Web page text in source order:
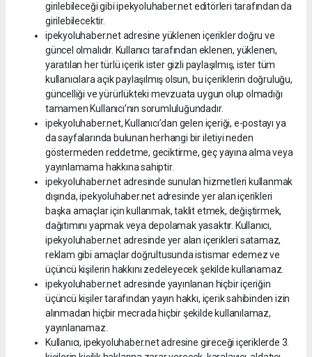
girilebileceği gibi ipekyoluhaber.net editörleri tarafından da
girilebilecektir.
ipekyoluhaber.net adresine yüklenen içerikler doğru ve
güncel olmalıdır. Kullanıcı tarafından eklenen, yüklenen,
yaratılan her türlü içerik ister gizli paylaşılmış, ister tüm
kullanıcılara açık paylaşılmış olsun, bu içeriklerin doğruluğu,
güncelliği ve yürürlükteki mevzuata uygun olup olmadığı
tamamen Kullanıcı’nın sorumluluğundadır.
ipekyoluhaber.net, Kullanıcı’dan gelen içeriği, e-postayı ya
da sayfalarında bulunan herhangi bir iletiyi neden
göstermeden reddetme, geciktirme, geç yayına alma veya
yayınlamama hakkına sahiptir.
ipekyoluhaber.net adresinde sunulan hizmetleri kullanmak
dışında, ipekyoluhaber.net adresinde yer alan içerikleri
başka amaçlar için kullanmak, taklit etmek, değiştirmek,
dağıtımını yapmak veya depolamak yasaktır. Kullanıcı,
ipekyoluhaber.net adresinde yer alan içerikleri satamaz,
reklam gibi amaçlar doğrultusunda istismar edemez ve
üçüncü kişilerin hakkını zedeleyecek şekilde kullanamaz.
ipekyoluhaber.net adresinde yayınlanan hiçbir içeriğin
üçüncü kişiler tarafından yayın hakkı, içerik sahibinden izin
alınmadan hiçbir mecrada hiçbir şekilde kullanılamaz,
yayınlanamaz.
Kullanıcı, ipekyoluhaber.net adresine gireceği içeriklerde 3.